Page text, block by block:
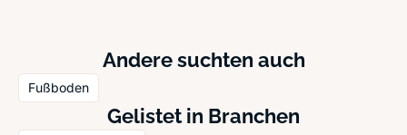
Andere suchten auch
Fußboden
Gelistet in Branchen